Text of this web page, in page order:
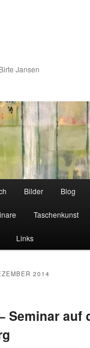
Jansen
Bilder Blog
Taschenkunst
Links
2014
Seminar auf